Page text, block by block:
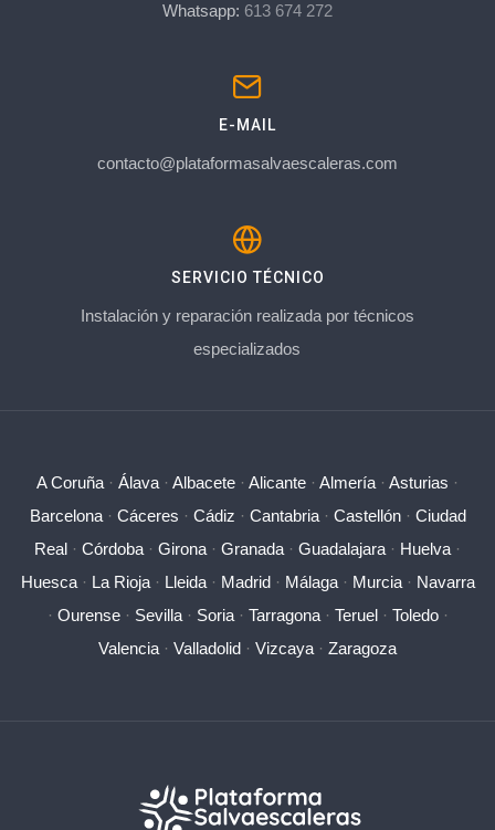
Whatsapp: 613 674 272
E-MAIL
contacto@plataformasalvaescaleras.com
SERVICIO TÉCNICO
Instalación y reparación realizada por técnicos
especializados
A Coruña · Álava · Albacete · Alicante · Almería · Asturias ·
Barcelona· Cáceres · Cádiz · Cantabria· Castellón· Ciudad
Real · Córdoba · Girona · Granada · Guadalajara · Huelva ·
Huesca· La Rioja· Lleida· Madrid· Málaga· Murcia· Navarra
· Ourense· Sevilla· Soria· Tarragona· Teruel· Toledo·
Valencia · Valladolid · Vizcaya · Zaragoza